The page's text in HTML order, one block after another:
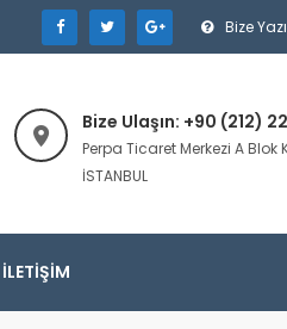
Bize
Bize Ulaşın: +90 (212)
Perpa Ticaret Merkezi A Blok
İSTANBUL
İLETIŞIM